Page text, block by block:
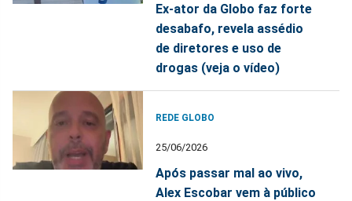
Ex-ator da Globo faz forte
desabafo, revela assédio
de diretores e uso de
drogas (veja o vídeo)
REDE GLOBO
25/06/2026
Após passar mal ao vivo,
Alex Escobar vem à público